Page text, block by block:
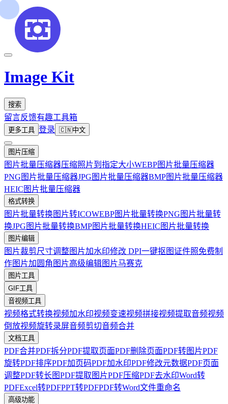
Image Kit
搜索
留言反馈有趣工具箱
更多工具 登录 🇨🇳中文
图片压缩
图片批量压缩器压缩照片到指定大小WEBP图片批量压缩器
PNG图片批量压缩器JPG图片批量压缩器BMP图片批量压缩器
HEIC图片批量压缩器
格式转换
图片批量转换图片转ICOWEBP图片批量转换PNG图片批量转
换JPG图片批量转换BMP图片批量转换HEIC图片批量转换
图片编辑
图片裁剪尺寸调整图片加水印修改 DPI一键抠图证件照免费制
作图片加圆角 图片高级编辑图片马赛克
图片工具
GIF工具
音视频工具
视频格式转换视频加水印视频变速视频拼接视频提取音频视频
倒放视频旋转录屏音频剪切音频合并
文档工具
PDF合并PDF拆分PDF提取页面PDF删除页面PDF转图片PDF
旋转PDF排序PDF加页码PDF加水印PDF修改元数据PDF页面
调整PDF转长图PDF提取图片PDF压缩PDF去水印Word转
PDFExcel转PDFPPT转PDFPDF转Word文件重命名
高级功能